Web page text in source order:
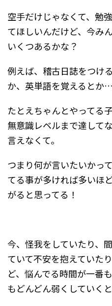
空手だけじゃなくて、勉
てほしいんだけど、今み
いくつあるかな？
例えば、稽古日誌をつけ
か、英単語を覚えるとか
たとえちゃんとやってる
無意識レベルまで達して
言えなくて。
つまり何が言いたいかっ
てる事が多ければ多いほ
がると思ってる！
今、怪我をしていたり、
ていて不安を抱えていた
ど、悩んでる時間が一番
もどんどん弱くしていく